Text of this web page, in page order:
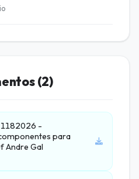
(2)
-
para
Andre Gal